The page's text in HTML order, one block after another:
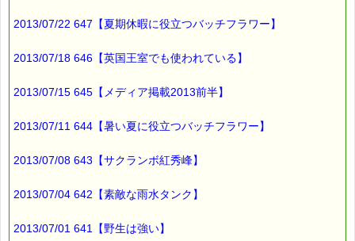
━━━━━━━━☆
ｅクーポン：****-******
タイプ ：くじタイプ
───────────────────────────────
200円（1等）～50円（3等）の範囲内で割引きになります。
当たる確率は（1等：5% 2等：10% 3等：85%）です。
す。
※1度のご購入につき1枚しかご利用いただけません。
2013/07/22 647【夏期休暇に役立つバッチフラワー】
2013/07/18 646【英国王室でも使われている】
2013/07/15 645【メディア掲載2013前半】
2013/07/11 644【暑い夏に役立つバッチフラワー】
2013/07/08 643【サクランボ紅秀峰】
2013/07/04 642【素敵な雨水タンク】
2013/07/01 641【野生は強い】